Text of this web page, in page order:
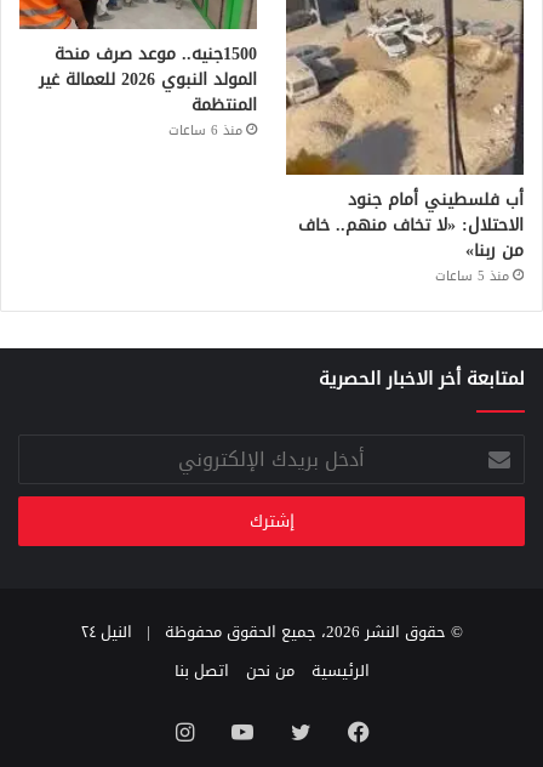
أب فلسطيني أمام جنود
الاحتلال: «لا تخاف منهم.. خاف
من ربنا»
منذ 5 ساعات
1500جنيه.. موعد صرف منحة
المولد النبوي 2026 للعمالة غير
المنتظمة
منذ 6 ساعات
لمتابعة أخر الاخبار الحصرية
أدخل
بريدك
الإلكتروني
© حقوق النشر 2026، جميع الحقوق محفوظة |
النيل ٢٤
الرئيسية
من نحن اتصل بنا
فيسبوك تويتر يوتيوب